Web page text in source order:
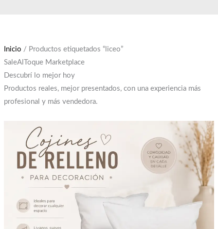
Inicio / Productos etiquetados “liceo”
SaleAlToque Marketplace
Descubrí lo mejor hoy
Productos reales, mejor presentados, con una experiencia más
profesional y más vendedora.
era:
$12,000.
es:
$10,000.